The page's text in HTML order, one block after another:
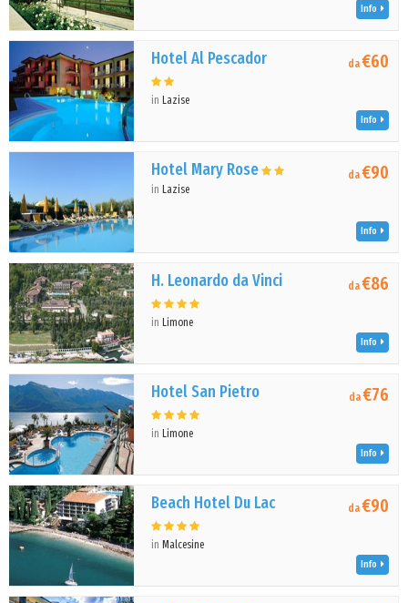
Info
Hotel Al Pescador
in Lazise
da€60
Info
Hotel Mary Rose
in Lazise
da€90
Info
H. Leonardo da Vinci
in Limone
da€86
Info
Hotel San Pietro
in Limone
da€76
Info
Beach Hotel Du Lac
in Malcesine
da€90
Info